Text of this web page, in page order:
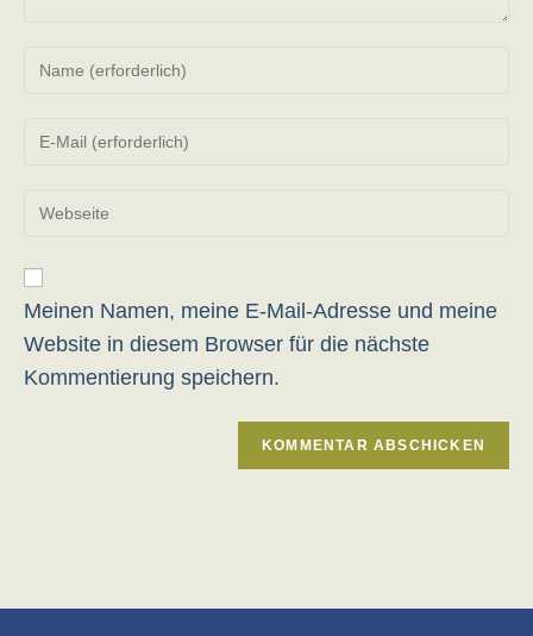
oder
Kommentieren
Mail-
Kommentieren
ein
ein
(optional)
Meinen Namen, meine E-Mail-Adresse und meine
Website in diesem Browser für die nächste
Kommentierung speichern.